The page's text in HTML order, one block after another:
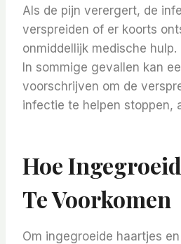
Als de pijn verergert, de
verspreiden of er koorts
onmiddellijk medische hulp.
In sommige gevallen kan
voorschrijven om de
infectie te helpen stoppen,
Hoe
Te Voorkomen
Om ingegroeide haartjes